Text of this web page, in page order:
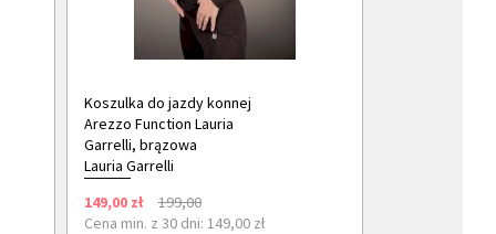
Koszulka do jazdy konnej
Arezzo Function Lauria
Garrelli, brązowa
Lauria Garrelli
149,00 zł
199,00
Cena min. z 30 dni: 149,00 zł